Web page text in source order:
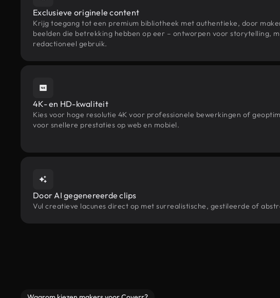
Exclusieve originele content
Krijg toegang tot een premium bibliotheek met authentieke, door
beelden die betrekking hebben op eer – ontworpen voor storytelling,
redactioneel gebruik.
4K- en HD-kwaliteit
Kies voor hoge resolutie 4K voor professionele bewerkingen of
voor snellere prestaties op web en mobiel.
Door AI gegenereerde clips
Vul creatieve lacunes direct op met surrealistische, gestileerde of